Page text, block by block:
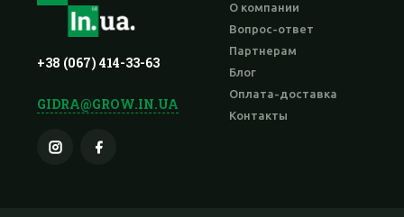
+38 (067) 414-33-63
GIDRA@GROW.IN.UA
О компании
Вопрос-ответ
Партнерам
Блог
Оплата-доставка
Контакты